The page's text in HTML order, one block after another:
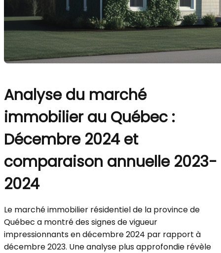
Analyse du marché
immobilier au Québec :
Décembre 2024 et
comparaison annuelle 2023-
2024
Le marché immobilier résidentiel de la province de
Québec a montré des signes de vigueur
impressionnants en décembre 2024 par rapport à
décembre 2023. Une analyse plus approfondie révèle